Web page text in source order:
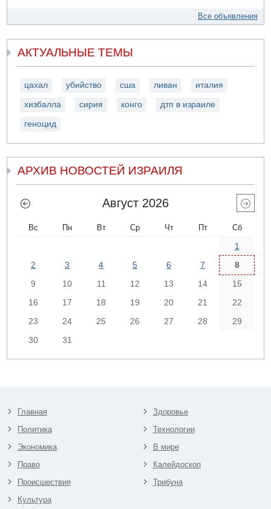
Все объявления
АКТУАЛЬНЫЕ ТЕМЫ
цахал убийство сша ливан италия
хизбалла сирия конго дтп в израиле
геноцид
АРХИВ НОВОСТЕЙ ИЗРАИЛЯ
Август 2026
Вс Пн Вт Ср Чт Пт Сб
1
2
3 4 5 6 7
8
9
10 11 12 13 14
15
16
17 18 19 20 21
22
23
24 25 26 27 28
29
30
31
Главная
Политика
Экономика
Право
Происшествия
Культура
Здоровье
Технологии
В мире
Калейдоскоп
Трибуна